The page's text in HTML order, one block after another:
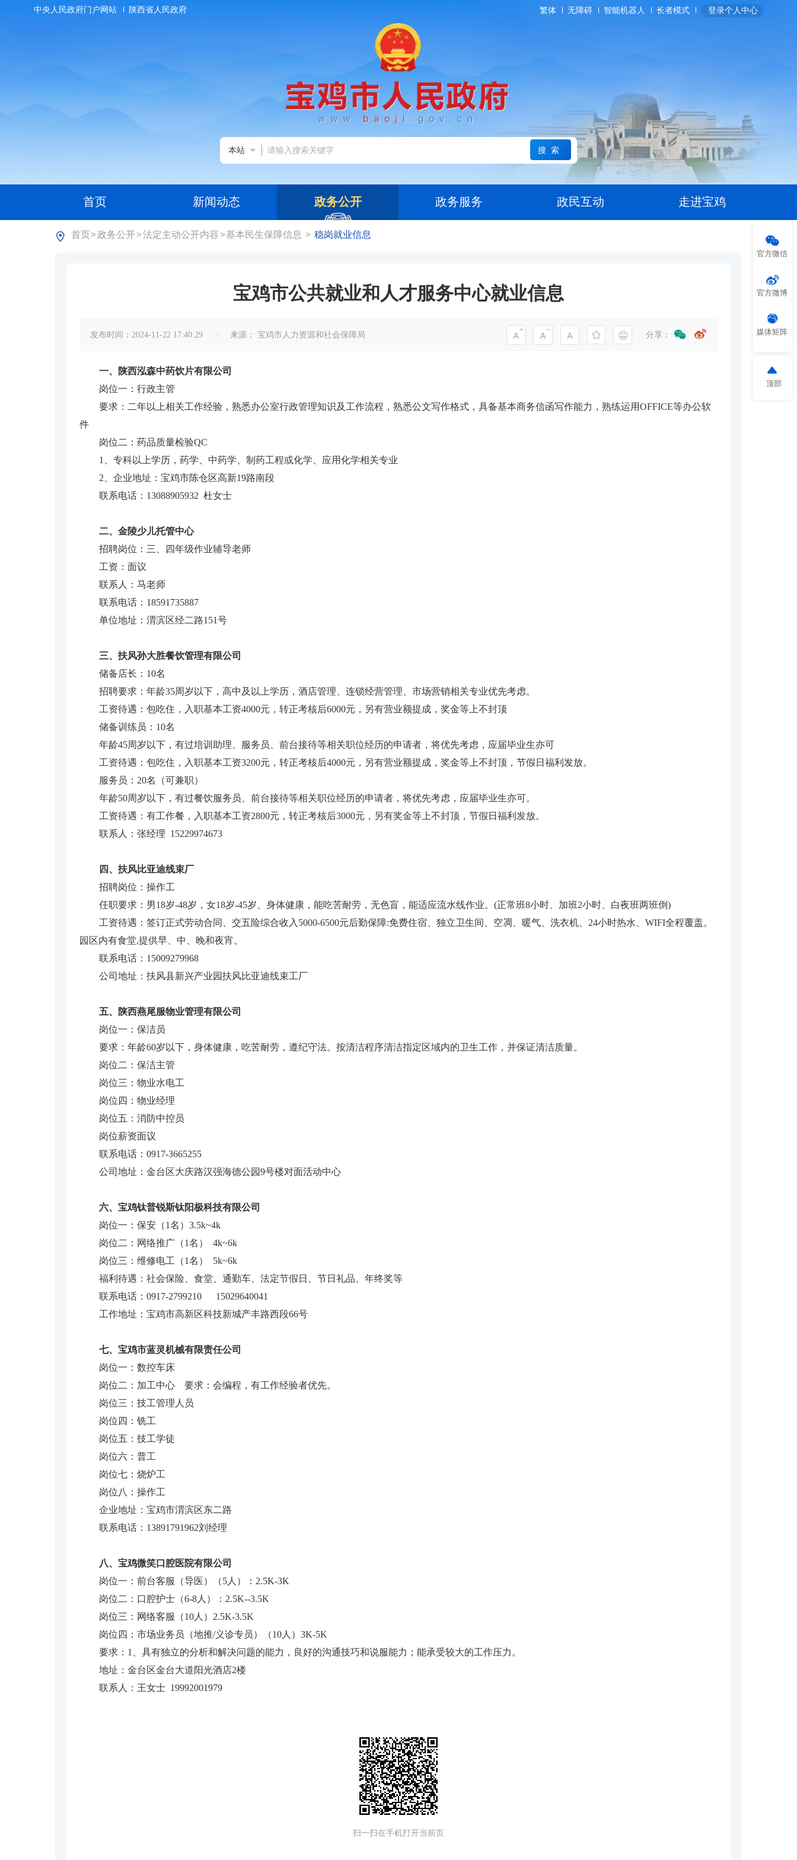
中央人民政府门户网站 陕西省人民政府 繁体 无障碍 智能机器人 长者模式 登录个人中心
本站 搜索
首页 新闻动态 政务公开 政务服务 政民互动 走进宝鸡
官方微信
官方微博
媒体矩阵
顶部
首页>政务公开>法定主动公开内容>基本民生保障信息 > 稳岗就业信息
宝鸡市公共就业和人才服务中心就业信息
发布时间：2024-11-22 17:40:29 来源： 宝鸡市人力资源和社会保障局 分享：
一、陕西泓森中药饮片有限公司
岗位一：行政主管
要求：二年以上相关工作经验，熟悉办公室行政管理知识及工作流程，熟悉公文写作格式，具备基本商务信函写作能力，熟练运用OFFICE等办公软
件
岗位二：药品质量检验QC
1、专科以上学历，药学、中药学、制药工程或化学、应用化学相关专业
2、企业地址：宝鸡市陈仓区高新19路南段
联系电话：13088905932 杜女士
二、金陵少儿托管中心
招聘岗位：三、四年级作业辅导老师
工资：面议
联系人：马老师
联系电话：18591735887
单位地址：渭滨区经二路151号
三、扶风孙大胜餐饮管理有限公司
储备店长：10名
招聘要求：年龄35周岁以下，高中及以上学历，酒店管理、连锁经营管理、市场营销相关专业优先考虑。
工资待遇：包吃住，入职基本工资4000元，转正考核后6000元，另有营业额提成，奖金等上不封顶
储备训练员：10名
年龄45周岁以下，有过培训助理、服务员、前台接待等相关职位经历的申请者，将优先考虑，应届毕业生亦可
工资待遇：包吃住，入职基本工资3200元，转正考核后4000元，另有营业额提成，奖金等上不封顶，节假日福利发放。
服务员：20名（可兼职）
年龄50周岁以下，有过餐饮服务员、前台接待等相关职位经历的申请者，将优先考虑，应届毕业生亦可。
工资待遇：有工作餐，入职基本工资2800元，转正考核后3000元，另有奖金等上不封顶，节假日福利发放。
联系人：张经理 15229974673
四、扶风比亚迪线束厂
招聘岗位：操作工
任职要求：男18岁-48岁，女18岁-45岁、身体健康，能吃苦耐劳，无色盲，能适应流水线作业。(正常班8小时、加班2小时、白夜班两班倒)
工资待遇：签订正式劳动合同、交五险综合收入5000-6500元后勤保障:免费住宿、独立卫生间、空凋、暖气、洗衣机、24小时热水、WIFI全程覆盖。
园区内有食堂,提供早、中、晚和夜宵。
联系电话：15009279968
公司地址：扶风县新兴产业园扶风比亚迪线束工厂
五、陕西燕尾服物业管理有限公司
岗位一：保洁员
要求：年龄60岁以下，身体健康，吃苦耐劳，遵纪守法。按清洁程序清洁指定区域内的卫生工作，并保证清洁质量。
岗位二：保洁主管
岗位三：物业水电工
岗位四：物业经理
岗位五：消防中控员
岗位薪资面议
联系电话：0917-3665255
公司地址：金台区大庆路汉强海德公园9号楼对面活动中心
六、宝鸡钛普锐斯钛阳极科技有限公司
岗位一：保安（1名）3.5k~4k
岗位二：网络推广（1名） 4k~6k
岗位三：维修电工（1名） 5k~6k
福利待遇：社会保险、食堂、通勤车、法定节假日、节日礼品、年终奖等
联系电话：0917-2799210 15029640041
工作地址：宝鸡市高新区科技新城产丰路西段66号
七、宝鸡市蓝灵机械有限责任公司
岗位一：数控车床
岗位二：加工中心 要求：会编程，有工作经验者优先。
岗位三：技工管理人员
岗位四：铣工
岗位五：技工学徒
岗位六：普工
岗位七：烧炉工
岗位八：操作工
企业地址：宝鸡市渭滨区东二路
联系电话：13891791962刘经理
八、宝鸡微笑口腔医院有限公司
岗位一：前台客服（导医）（5人）：2.5K-3K
岗位二：口腔护士（6-8人）：2.5K--3.5K
岗位三：网络客服（10人）2.5K-3.5K
岗位四：市场业务员（地推/义诊专员）（10人）3K-5K
要求：1、具有独立的分析和解决问题的能力，良好的沟通技巧和说服能力；能承受较大的工作压力。
地址：金台区金台大道阳光酒店2楼
联系人：王女士 19992001979
扫一扫在手机打开当前页